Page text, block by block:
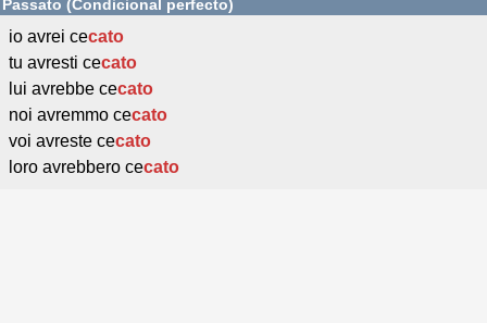
Passato (Condicional perfecto)
io avrei cecato
tu avresti cecato
lui avrebbe cecato
noi avremmo cecato
voi avreste cecato
loro avrebbero cecato